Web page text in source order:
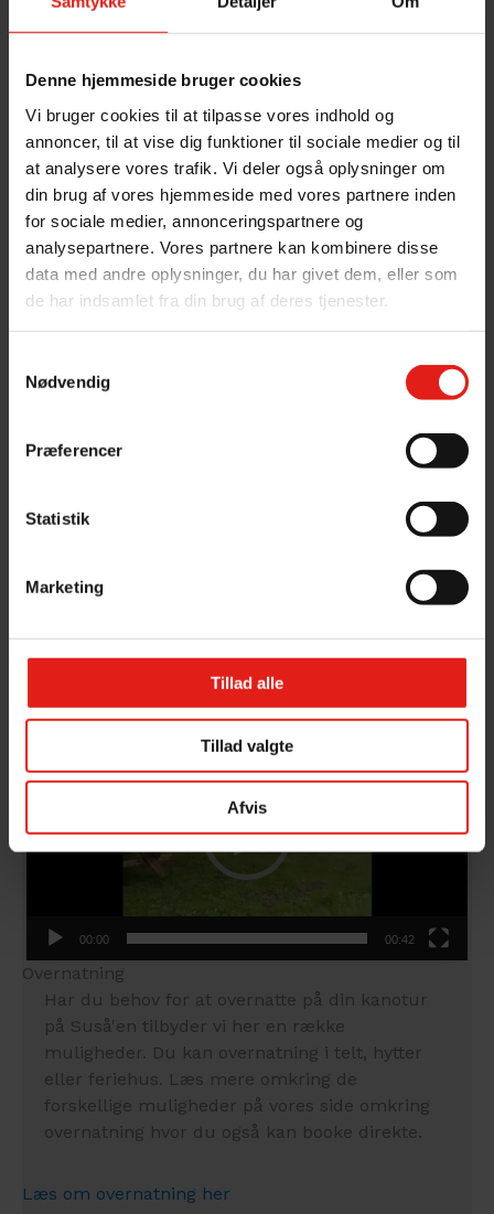
Denne hjemmeside bruger cookies
Vi bruger cookies til at tilpasse vores indhold og
annoncer, til at vise dig funktioner til sociale medier og til
at analysere vores trafik. Vi deler også oplysninger om
din brug af vores hjemmeside med vores partnere inden
for sociale medier, annonceringspartnere og
analysepartnere. Vores partnere kan kombinere disse
data med andre oplysninger, du har givet dem, eller som
de har indsamlet fra din brug af deres tjenester.
Nødvendig
Præferencer
Statistik
Marketing
Tillad alle
Tillad valgte
Afvis
Læs mere
overnatning og lejrliv mm. Se også kort
Videoafspiller
00:00 00:42
Overnatning
Har du behov for at overnatte på din kanotur
på Suså'en tilbyder vi her en række
muligheder. Du kan overnatning i telt, hytter
eller feriehus. Læs mere omkring de
forskellige muligheder på vores side omkring
overnatning hvor du også kan booke direkte.
Læs om overnatning her